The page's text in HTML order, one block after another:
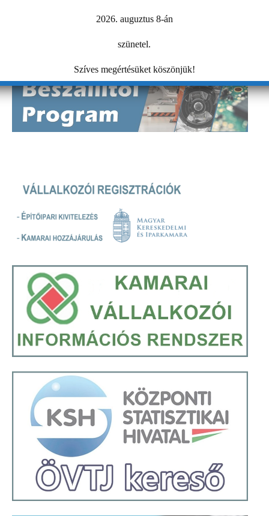
2026. auguztus 8-án
szünetel.
Szíves megértésüket köszönjük!